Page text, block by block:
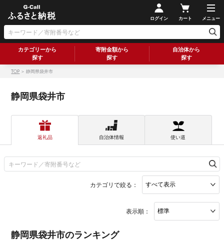
ログイン カート メニュー
カテゴリーから
探す
寄附金額から
探す
自治体から
探す
TOP ＞ 静岡県袋井市
静岡県袋井市
返礼品 自治体情報 使い道
カテゴリで絞る：
表示順：
静岡県袋井市のランキング